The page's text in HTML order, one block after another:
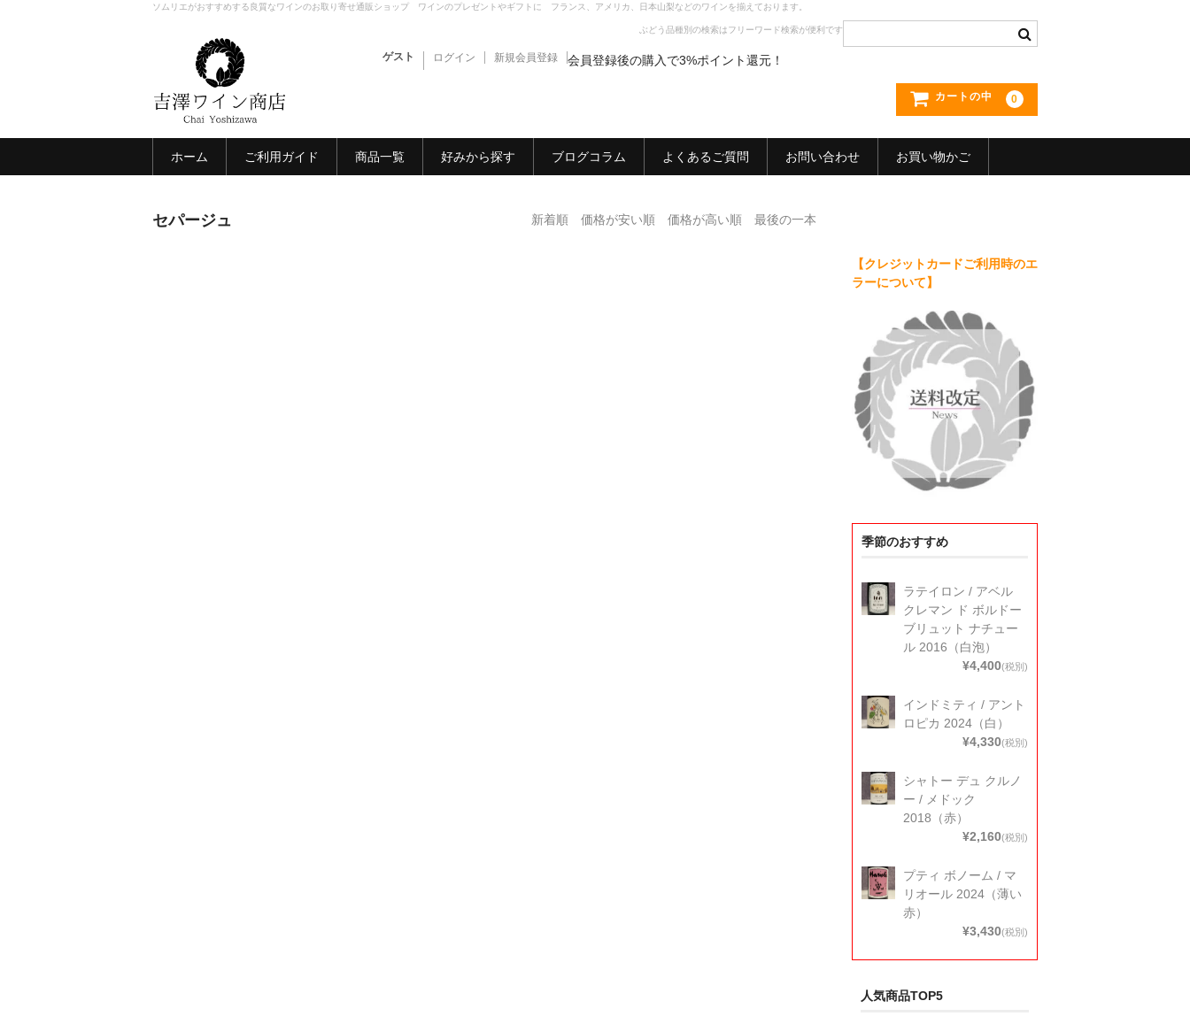
ソムリエがおすすめする良質なワインのお取り寄せ通販ショップ ワインのプレゼントやギフトに フランス、アメリカ、日本山梨などのワインを揃えております。
ぶどう品種別の検索はフリーワード検索が便利です
ゲスト ログイン 新規会員登録 会員登録後の購入で3%ポイント還元！
カートの中 0
ホーム ご利用ガイド 商品一覧 好みから探す ブログコラム よくあるご質問 お問い合わせ お買い物かご
セパージュ 新着順 価格が安い順 価格が高い順 最後の一本
【クレジットカードご利用時のエ
ラーについて】
季節のおすすめ
ラテイロン / アベル
クレマン ド ボルドー
ブリュット ナチュー
ル 2016（白泡）
¥4,400(税別)
インドミティ / アント
ロピカ 2024（白）
¥4,330(税別)
シャトー デュ クルノ
ー / メドック
2018（赤）
¥2,160(税別)
プティ ボノーム / マ
リオール 2024（薄い
赤）
¥3,430(税別)
人気商品TOP5